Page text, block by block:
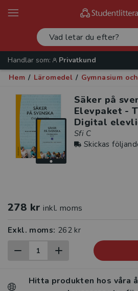
Handlar som:
Privatkund
Hem / Läromedel / Gymnasium
Säker på
Elevpaket -
Digital
Sfi C
Skickas
278 kr inkl. moms
Exkl. moms: 262 kr
Hitta produkten hos våra